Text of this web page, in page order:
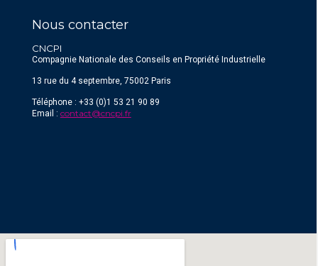
Nous contacter
CNCPI
Compagnie Nationale des Conseils en Propriété Industrielle
13 rue du 4 septembre, 75002 Paris
Téléphone : +33 (0)1 53 21 90 89
Email : contact@cncpi.fr